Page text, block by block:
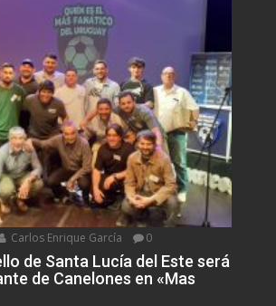
Carlos Enrique García 0
de Santa Lucía del Este será
de Canelones en «Mas